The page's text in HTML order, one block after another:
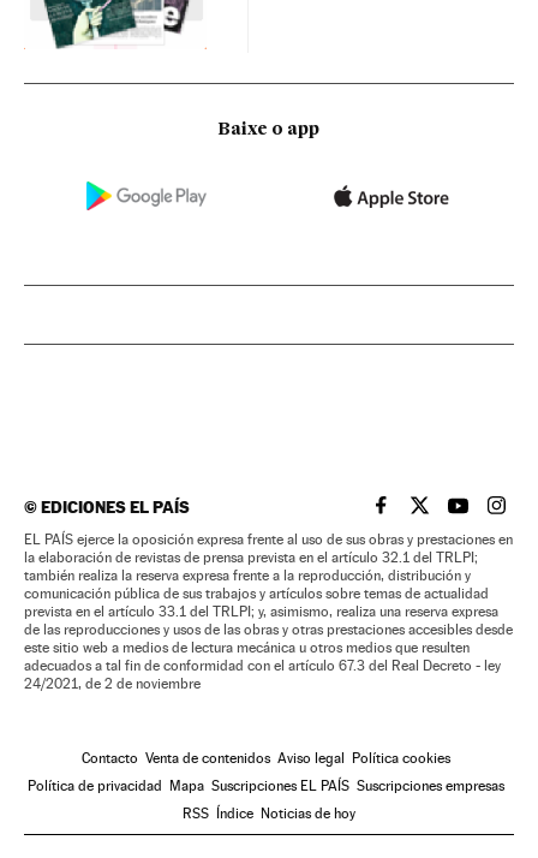
Baixe o app
©EDICIONES EL PAÍS EL PAÍS BRASIL EN
EL PAÍSEL PAÍS
EL
EL PAÍS ejerce la oposición expresa frente al uso de sus obras y prestaciones en
la elaboración de revistas de prensa prevista en el artículo 32.1 del TRLPI;
también realiza la reserva expresa frente a la reproducción, distribución y
comunicación pública de sus trabajos y artículos sobre temas de actualidad
prevista en el artículo 33.1 del TRLPI; y, asimismo, realiza una reserva expresa
de las reproducciones y usos de las obras y otras prestaciones accesibles desde
este sitio web a medios de lectura mecánica u otros medios que resulten
adecuados a tal fin de conformidad con el artículo 67.3 del Real Decreto - ley
24/2021, de 2 de noviembre
Contacto Venta de contenidos Aviso legal Política cookies
Política de privacidad Mapa Suscripciones EL PAÍS Suscripciones empresas
RSS Índice Noticias de hoy